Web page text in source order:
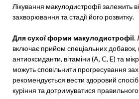
Лікування макулодистрофії залежить
захворювання та стадії його розвитку.
Для сухої форми макулодистрофії.
включає прийом спеціальних добавок,
антиоксиданти, вітаміни (A, C, E) та
можуть сповільнити прогресування
рекомендується вести здоровий
куріння та дотримуватися